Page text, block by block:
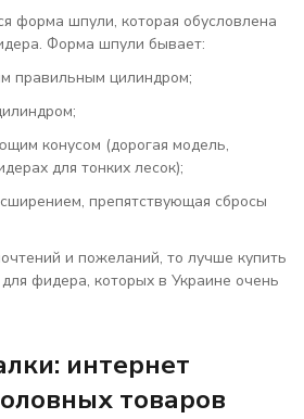
форма шпули, которая обусловлена
Форма шпули бывает:
правильным цилиндром;
конусом (дорогая модель,
для тонких лесок);
препятствующая сбросы
и пожеланий, то лучше купить
фидера, которых в Украине очень
интернет
товаров